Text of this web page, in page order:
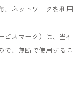
、ネットワークを利用
ビスマーク）は、当社
で、無断で使用するこ